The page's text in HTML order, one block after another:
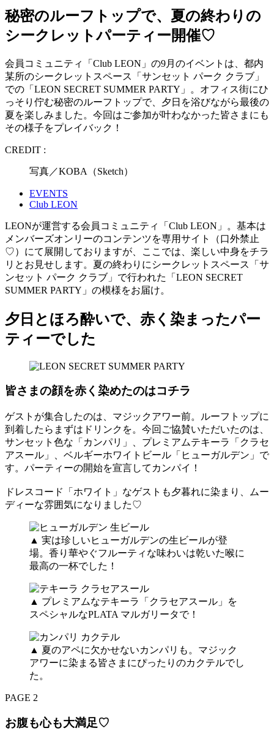
秘密のルーフトップで、夏の終わりの
シークレットパーティー開催♡
会員コミュニティ「Club LEON」の9月のイベントは、都内
某所のシークレットスペース「サンセット パーク クラブ」
での「LEON SECRET SUMMER PARTY」。オフィス街にひ
っそり佇む秘密のルーフトップで、夕日を浴びながら最後の
夏を楽しみました。今回はご参加が叶わなかった皆さまにも
その様子をプレイバック！
CREDIT :
写真／KOBA（Sketch）
EVENTS
Club LEON
LEONが運営する会員コミュニティ「Club LEON」。基本は
メンバーズオンリーのコンテンツを専用サイト（口外禁止
♡）にて展開しておりますが、ここでは、楽しい中身をチラ
リとお見せします。夏の終わりにシークレットスペース「サ
ンセット パーク クラブ」で行われた「LEON SECRET
SUMMER PARTY」の模様をお届け。
夕日とほろ酔いで、赤く染まったパー
ティーでした
皆さまの顔を赤く染めたのはコチラ
ゲストが集合したのは、マジックアワー前。ルーフトップに
到着したらまずはドリンクを。今回ご協賛いただいたのは、
サンセット色な「カンパリ」、プレミアムテキーラ「クラセ
アスール」、ベルギーホワイトビール「ヒューガルデン」で
す。パーティーの開始を宣言してカンパイ！
ドレスコード「ホワイト」なゲストも夕暮れに染まり、ムー
ディーな雰囲気になりました♡
▲ 実は珍しいヒューガルデンの生ビールが登
場。香り華やぐフルーティな味わいは乾いた喉に
最高の一杯でした！
▲ プレミアムなテキーラ「クラセアスール」を
スペシャルなPLATA マルガリータで！
▲ 夏のアペに欠かせないカンパリも。マジック
アワーに染まる皆さまにぴったりのカクテルでし
た。
PAGE 2
お腹も心も大満足♡